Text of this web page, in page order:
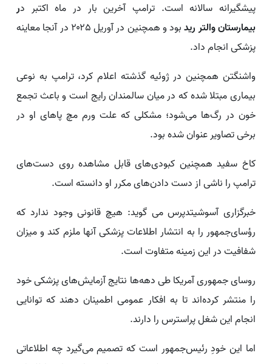
پیشگیرانه سالانه است. ترامپ آخرین بار در ماه اکتبر در
بیمارستان والتر رید
بود و همچنین در آوریل ۲۰۲۵ در آنجا معاینه
پزشکی انجام داد.
واشنگتن همچنین در ژوئیه گذشته اعلام کرد، ترامپ به نوعی
بیماری‌ مبتلا شده که در میان سالمندان رایج است و باعث تجمع
خون در رگ‌ها می‌شود؛ مشکلی که علت ورم مچ پاهای او در
برخی تصاویر عنوان شده بود.
کاخ سفید همچنین کبودی‌های قابل مشاهده روی دست‌های
ترامپ را ناشی از دست دادن‌های مکرر او دانسته است.
خبرگزاری آسوشیتدپرس می گوید: هیچ قانونی وجود ندارد که
رؤسای‌جمهور را به انتشار اطلاعات پزشکی‌ آنها ملزم کند و میزان
شفافیت در این زمینه متفاوت است.
روسای‌ جمهوری آمریکا طی دهه‌ها نتایج آزمایش‌های پزشکی خود
را منتشر کرده‌اند تا به افکار عمومی اطمینان دهند که توانایی
انجام این شغل پراسترس را دارند.
اما این خودِ رئیس‌جمهور است که تصمیم می‌گیرد چه اطلاعاتی